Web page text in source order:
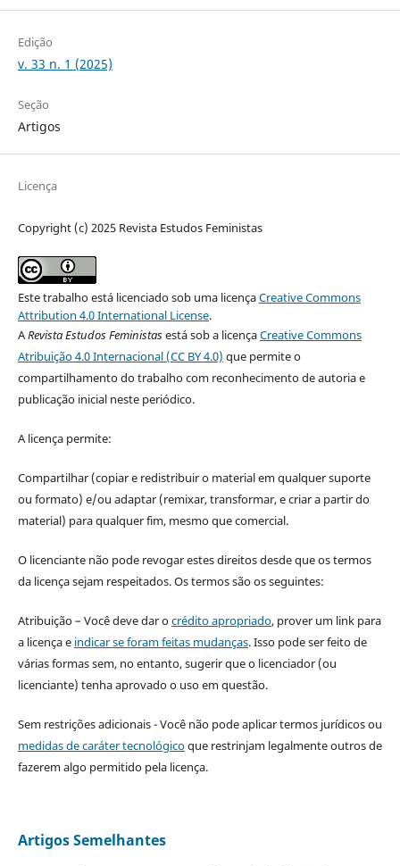
Edição
v. 33 n. 1 (2025)
Seção
Artigos
Licença
Copyright (c) 2025 Revista Estudos Feministas
Este trabalho está licenciado sob uma licençaCreative Commons
Attribution 4.0 International License.
ARevista Estudos Feministasestá sob a licençaCreative Commons
Atribuição 4.0 Internacional (CC BY 4.0) que permite o
compartilhamento do trabalho com reconhecimento de autoria e
publicação inicial neste periódico.
A licença permite:
Compartilhar (copiar e redistribuir o material em qualquer suporte
ou formato) e/ou adaptar (remixar, transformar, e criar a partir do
material) para qualquer fim, mesmo que comercial.
O licenciante não pode revogar estes direitos desde que os termos
da licença sejam respeitados. Os termos são os seguintes:
Atribuição – Você deve dar ocrédito apropriado, prover um link para
a licença e indicar se foram feitas mudanças. Isso pode ser feito de
várias formas sem, no entanto, sugerir que o licenciador (ou
licenciante) tenha aprovado o uso em questão.
Sem restrições adicionais - Você não pode aplicar termos jurídicos ou
medidas de caráter tecnológicoque restrinjam legalmente outros de
fazerem algo permitido pela licença.
Artigos Semelhantes